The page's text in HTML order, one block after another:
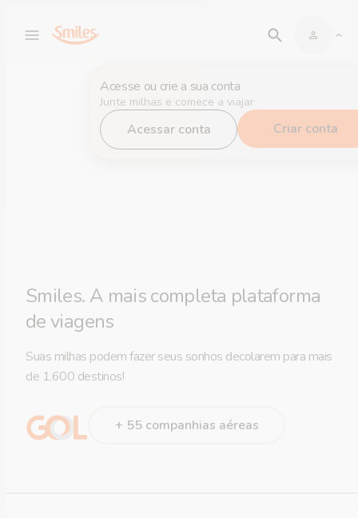
Acesse ou crie a sua conta
Junte milhas e comece a viajar
Acessar conta Criar conta
Smiles. A mais completa plataforma
de viagens
Suas milhas podem fazer seus sonhos decolarem para mais
de 1.600 destinos!
+ 55 companhias aéreas